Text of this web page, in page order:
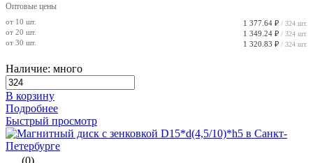
Оптовые цены
от 10 шт. 1 377.64 ₽ / 324 шт.
от 20 шт. 1 349.24 ₽ / 324 шт.
от 30 шт. 1 320.83 ₽ / 324 шт.
Наличие: много
В корзину
Подробнее
Быстрый просмотр
(0)